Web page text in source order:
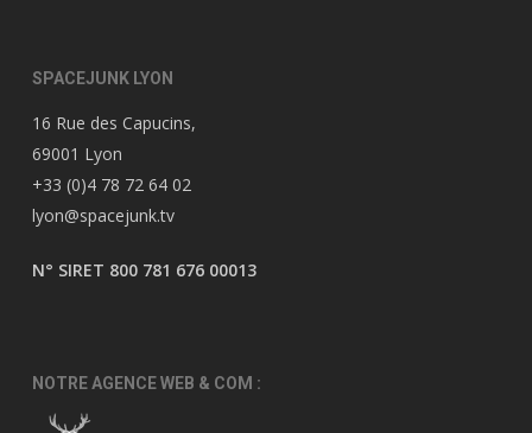
SPACEJUNK LYON
16 Rue des Capucins,
69001 Lyon
+33 (0)4 78 72 64 02
lyon@spacejunk.tv
N° SIRET 800 781 676 00013
NOTRE AGENCE WEB & COM :